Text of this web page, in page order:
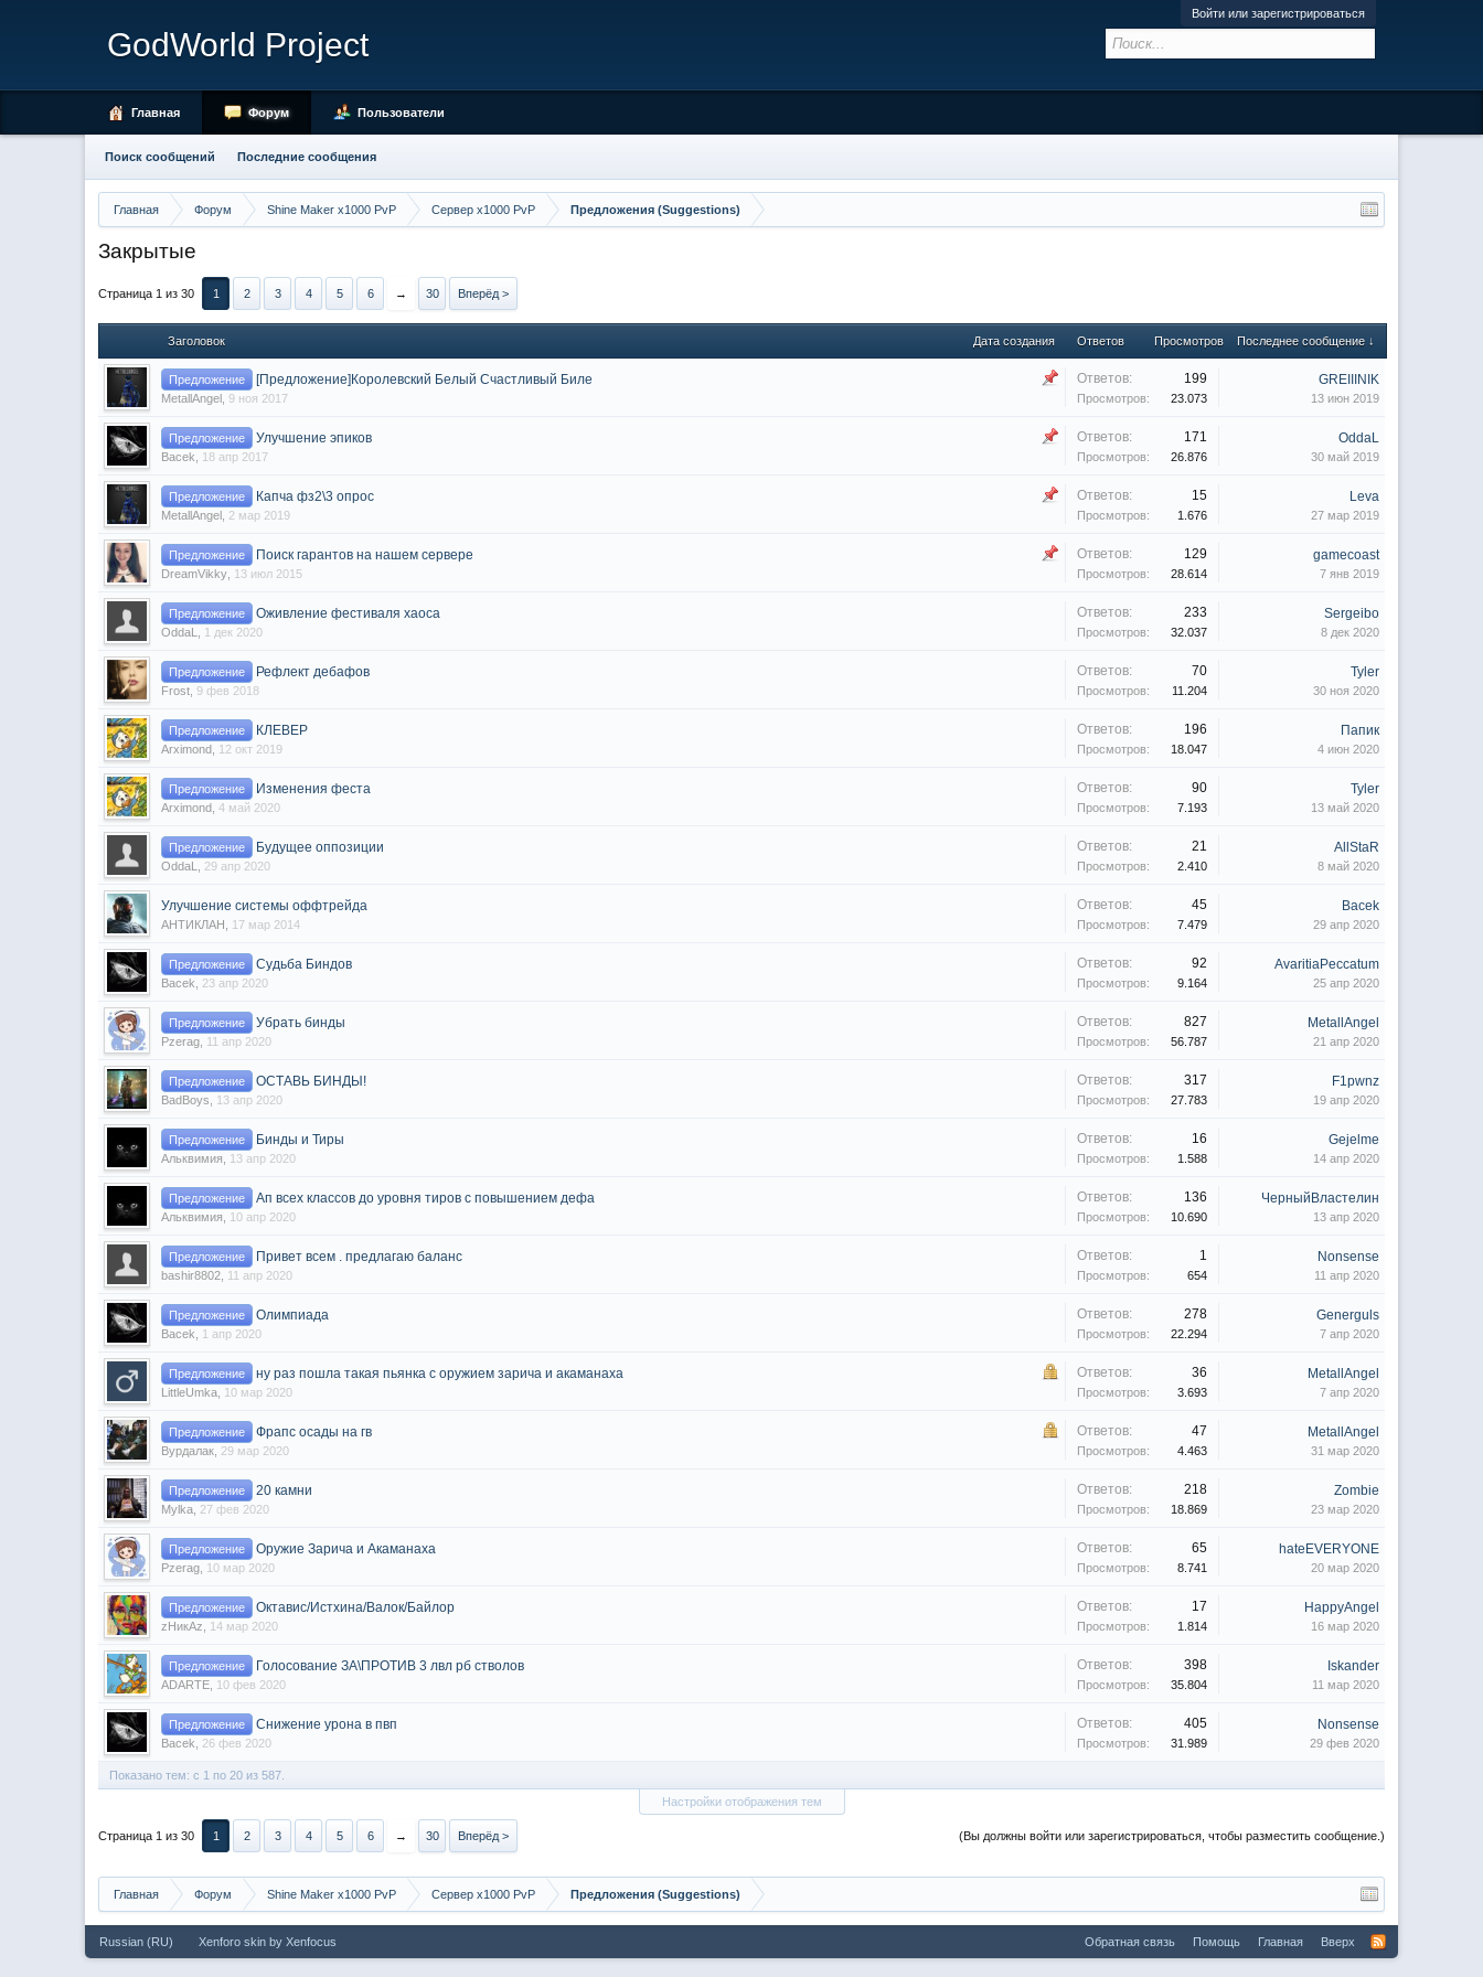
Войти или зарегистрироваться
Главная Форум Shine Maker x1000 PvP Сервер x1000 PvP Предложения (Suggestions)
Закрытые
Страница 1 из 30 1 2 3 4 5 6 → 30 Вперёд >
Заголовок Дата создания Ответов Просмотров Последнее сообщение ↓
Предложение [Предложение]Королевский Белый Счастливый Биле
MetallAngel 9 ноя 2017
Ответов: 199
Просмотров: 23.073
GREIIINIK
13 июн 2019
Предложение Улучшение эпиков
Bacek 18 апр 2017
Ответов: 171
Просмотров: 26.876
OddaL
30 май 2019
Предложение Капча фз2\3 опрос
MetallAngel 2 мар 2019
Ответов: 15
Просмотров: 1.676
Leva
27 мар 2019
Предложение Поиск гарантов на нашем сервере
DreamVikky 13 июл 2015
Ответов: 129
Просмотров: 28.614
gamecoast
7 янв 2019
Предложение Оживление фестиваля хаоса
OddaL 1 дек 2020
Ответов: 233
Просмотров: 32.037
Sergeibo
8 дек 2020
Предложение Рефлект дебафов
Frost 9 фев 2018
Ответов: 70
Просмотров: 11.204
Tyler
30 ноя 2020
Предложение КЛЕВЕР
Arximond 12 окт 2019
Ответов: 196
Просмотров: 18.047
Папик
4 июн 2020
Предложение Изменения феста
Arximond 4 май 2020
Ответов: 90
Просмотров: 7.193
Tyler
13 май 2020
Предложение Будущее оппозиции
OddaL 29 апр 2020
Ответов: 21
Просмотров: 2.410
AllStaR
8 май 2020
Улучшение системы оффтрейда
АНТИКЛАН 17 мар 2014
Ответов: 45
Просмотров: 7.479
Bacek
29 апр 2020
Предложение Судьба Биндов
Bacek 23 апр 2020
Ответов: 92
Просмотров: 9.164
AvaritiaPeccatum
25 апр 2020
Предложение Убрать бинды
Pzerag 11 апр 2020
Ответов: 827
Просмотров: 56.787
MetallAngel
21 апр 2020
Предложение ОСТАВЬ БИНДЫ!
BadBoys 13 апр 2020
Ответов: 317
Просмотров: 27.783
F1pwnz
19 апр 2020
Предложение Бинды и Тиры
Альквимия 13 апр 2020
Ответов: 16
Просмотров: 1.588
Gejelme
14 апр 2020
Предложение Ап всех классов до уровня тиров с повышением дефа
Альквимия 10 апр 2020
Ответов: 136
Просмотров: 10.690
ЧерныйВластелин
13 апр 2020
Предложение Привет всем . предлагаю баланс
bashir8802 11 апр 2020
Ответов: 1
Просмотров: 654
Nonsense
11 апр 2020
Предложение Олимпиада
Bacek 1 апр 2020
Ответов: 278
Просмотров: 22.294
Generguls
7 апр 2020
Предложение ну раз пошла такая пьянка с оружием зарича и акаманаха
LittleUmka 10 мар 2020
Ответов: 36
Просмотров: 3.693
MetallAngel
7 апр 2020
Предложение Фрапс осады на гв
Вурдалак 29 мар 2020
Ответов: 47
Просмотров: 4.463
MetallAngel
31 мар 2020
Предложение 20 камни
Mylka 27 фев 2020
Ответов: 218
Просмотров: 18.869
Zombie
23 мар 2020
Предложение Оружие Зарича и Акаманаха
Pzerag 10 мар 2020
Ответов: 65
Просмотров: 8.741
hateEVERYONE
20 мар 2020
Предложение Октавис/Истхина/Валок/Байлор
zНикАz 14 мар 2020
Ответов: 17
Просмотров: 1.814
HappyAngel
16 мар 2020
Предложение Голосование ЗА\ПРОТИВ 3 лвл рб стволов
ADARTE 10 фев 2020
Ответов: 398
Просмотров: 35.804
Iskander
11 мар 2020
Предложение Снижение урона в пвп
Bacek 26 фев 2020
Ответов: 405
Просмотров: 31.989
Nonsense
29 фев 2020
Показано тем: с 1 по 20 из 587.
Настройки отображения тем
(Вы должны войти или зарегистрироваться, чтобы разместить сообщение.)
Страница 1 из 30 1 2 3 4 5 6 → 30 Вперёд >
Главная Форум Shine Maker x1000 PvP Сервер x1000 PvP Предложения (Suggestions)
GodWorld Project
Главная Форум
Поиск сообщений Последние сообщения
Пользователи
Russian (RU) Xenforo skin by Xenfocus Обратная связь Помощь Главная Вверх